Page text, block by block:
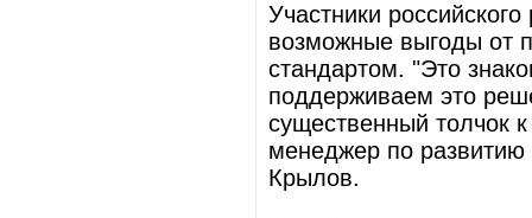
Участники
возможные выгоды от
стандартом. "Это
поддерживаем это
существенный толчок
менеджер по
Крылов.